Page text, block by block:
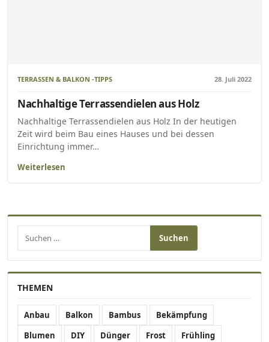
TERRASSEN & BALKON -TIPPS 28. Juli 2022
Nachhaltige Terrassendielen aus Holz
Nachhaltige Terrassendielen aus Holz In der heutigen
Zeit wird beim Bau eines Hauses und bei dessen
Einrichtung immer…
Weiterlesen
Suchen nach:
THEMEN
Anbau Balkon Bambus
Bekämpfung
Blumen
DIY Dünger Frost
Frühling